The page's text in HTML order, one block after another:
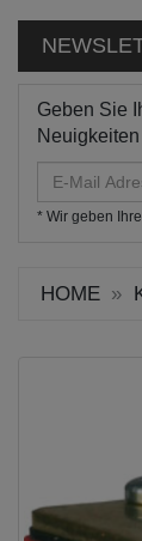
Geben Sie
Mail
Adresse
* Wir geben
HOME